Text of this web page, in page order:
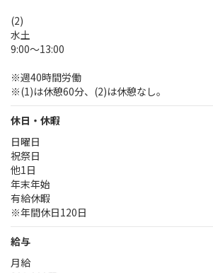
(2)
水土
9:00～13:00
※週40時間労働
※(1)は休憩60分、(2)は休憩なし。
休日・休暇
日曜日
祝祭日
他1日
年末年始
有給休暇
※年間休日120日
給与
月給